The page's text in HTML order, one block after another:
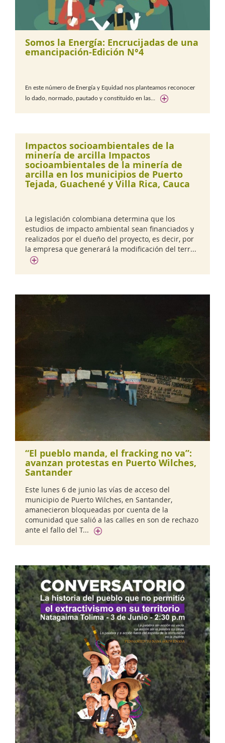
Somos la Energía: Encrucijadas de una
emancipación-Edición N°4
En este número de Energía y Equidad nos planteamos reconocer
lo dado, normado, pautado y constituido en las...
Impactos socioambientales de la
minería de arcilla Impactos
socioambientales de la minería de
arcilla en los municipios de Puerto
Tejada, Guachené y Villa Rica, Cauca
La legislación colombiana determina que los
estudios de impacto ambiental sean financiados y
realizados por el dueño del proyecto, es decir, por
la empresa que generará la modificación del terr...
“El pueblo manda, el fracking no va”:
avanzan protestas en Puerto Wilches,
Santander
Este lunes 6 de junio las vías de acceso del
municipio de Puerto Wilches, en Santander,
amanecieron bloqueadas por cuenta de la
comunidad que salió a las calles en son de rechazo
ante el fallo del T...